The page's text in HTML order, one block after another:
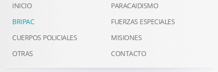
INICIO
PARACAIDISMO
BRIPAC
FUERZAS ESPECIALES
CUERPOS POLICIALES
MISIONES
OTRAS
CONTACTO